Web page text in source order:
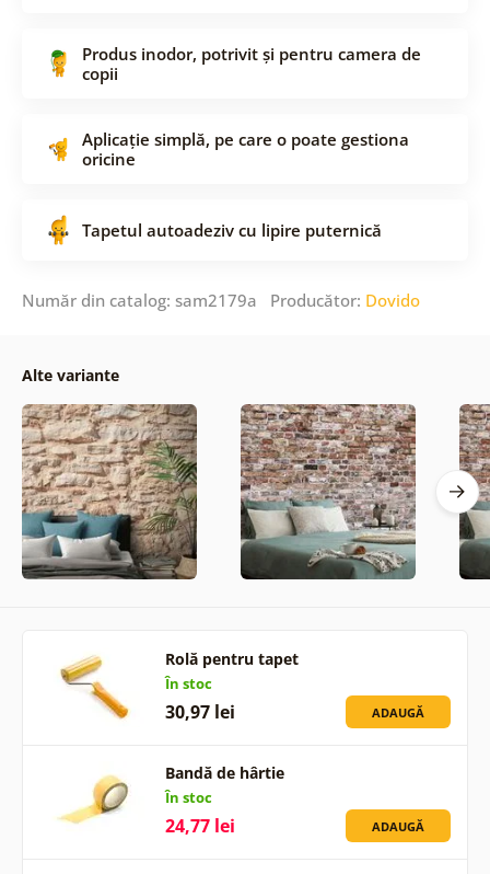
Produs inodor, potrivit și pentru camera de
copii
Aplicație simplă, pe care o poate gestiona
oricine
Tapetul autoadeziv cu lipire puternică
Număr din catalog: sam2179a Producător: Dovido
Alte variante
Rolă pentru tapet
În stoc
30,97 lei ADAUGĂ
Bandă de hârtie
În stoc
24,77 lei ADAUGĂ